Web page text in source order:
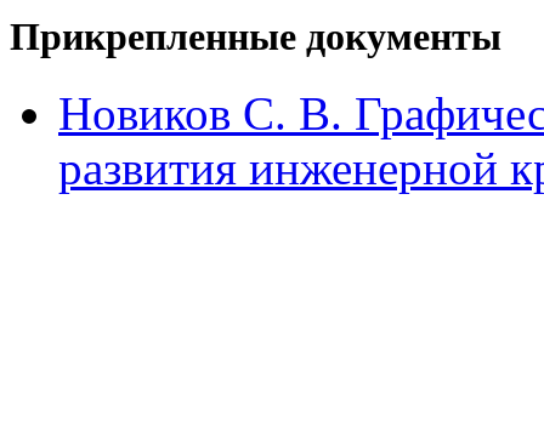
Прикрепленные документы
Новиков С. В.
развития инженерной